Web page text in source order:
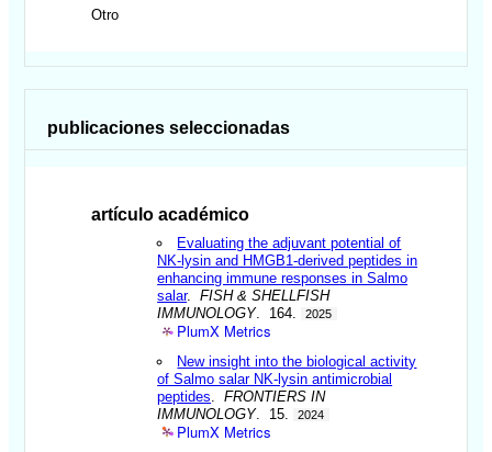
Otro
publicaciones seleccionadas
artículo académico
Evaluating the adjuvant potential of
NK-lysin and HMGB1-derived peptides in
enhancing immune responses in Salmo
salar.FISH & SHELLFISH
IMMUNOLOGY. 164. 2025
PlumX Metrics
New insight into the biological activity
of Salmo salar NK-lysin antimicrobial
peptides .FRONTIERS IN
IMMUNOLOGY. 15. 2024
PlumX Metrics